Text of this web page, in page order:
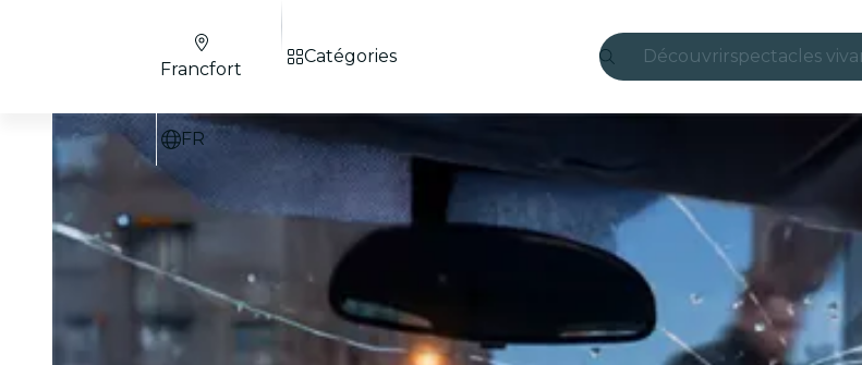
Découvrirspectacles
Londres
expériences et
São Paulo
expositions
Francfort
FR
Catégories